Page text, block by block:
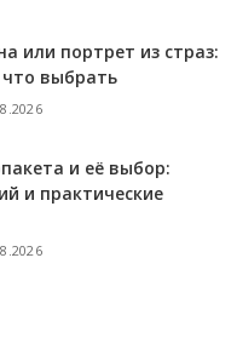
или портрет из страз:
выбрать
и её выбор:
и практические